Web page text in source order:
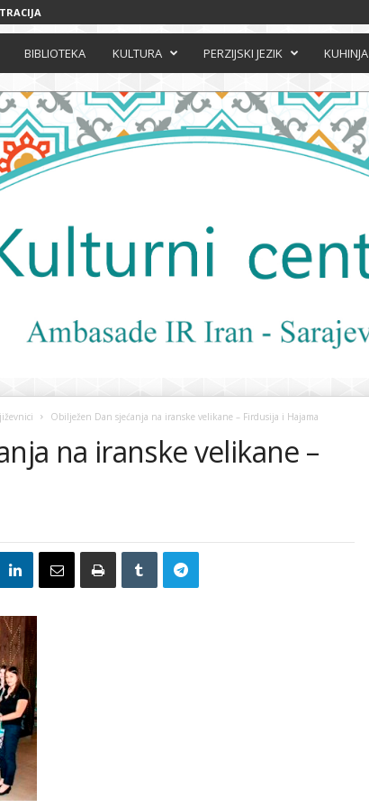
BIBLIOTEKA KULTURA PERZIJSKI JEZIK KUHINJA
Obilježen Dan sjećanja na iranske velikane – Firdusija i Hajama
na iranske velikane –